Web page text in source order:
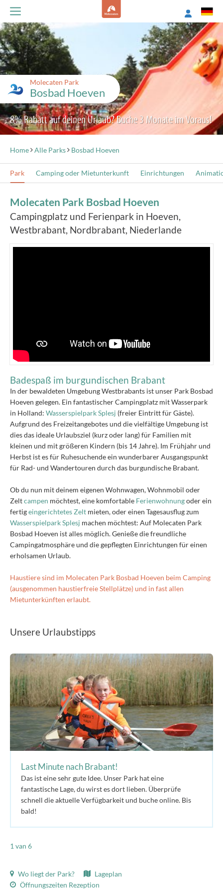
Molecaten Park
Bosbad Hoeven
8% Rabatt auf deinen Urlaub? Buche 3 Monate im Voraus!
Home Alle Parks Bosbad Hoeven
Park Camping oder Mietunterkunft Einrichtungen
Molecaten Park Bosbad Hoeven
Campingplatz und Ferienpark in Hoeven,
Westbrabant, Nordbrabant, Niederlande
Badespaß im burgundischen Brabant
In der bewaldeten Umgebung Westbrabants ist unser Park Bosbad
Hoeven gelegen. Ein fantastischer Campingplatz mit Wasserpark
in Holland: Wasserspielpark Splesj (freier Eintritt für Gäste).
Aufgrund des Freizeitangebotes und die vielfältige Umgebung ist
dies das ideale Urlaubsziel (kurz oder lang) für Familien mit
kleinen und mit größeren Kindern (bis 14 Jahre). Im Frühjahr und
Herbst ist es für Ruhesuchende ein wunderbarer Ausgangspunkt
für Rad- und Wandertouren durch das burgundische Brabant.
Ob du nun mit deinem eigenen Wohnwagen, Wohnmobil oder
Zeltcampen möchtest, eine komfortable Ferienwohnungoder ein
fertigeingerichtetes Zelt mieten, oder einen Tagesausflug zum
Wasserspielpark Splesj machen möchtest: Auf Molecaten Park
Bosbad Hoeven ist alles möglich. Genieße die freundliche
Campingatmosphäre und die gepflegten Einrichtungen für einen
erholsamen Urlaub.
Haustiere sind im Molecaten Park Bosbad Hoeven beim Camping
(ausgenommen haustierfreie Stellplätze) und in fast allen
Mietunterkünften erlaubt.
Unsere Urlaubstipps
1 van 6
Last Minute nach Brabant!
Das ist eine sehr gute Idee. Unser Park hat eine
fantastische Lage, du wirst es dort lieben. Überprüfe
schnell die aktuelle Verfügbarkeit und buche online. Bis
bald!
Wo liegt der Park?
Lageplan
Öffnungszeiten Rezeption